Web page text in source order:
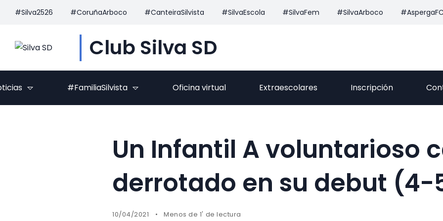
#Silva2526 #CoruñaArboco #CanteiraSilvista #SilvaEscola #SilvaFem #SilvaArboco #AspergaFC
Club Silva SD
#FamiliaSilvista Oficina virtual Extraescolares Inscripción
Un Infantil A voluntarioso
derrotado en su debut (4-
10/04/2021 Menos de 1' de lectura